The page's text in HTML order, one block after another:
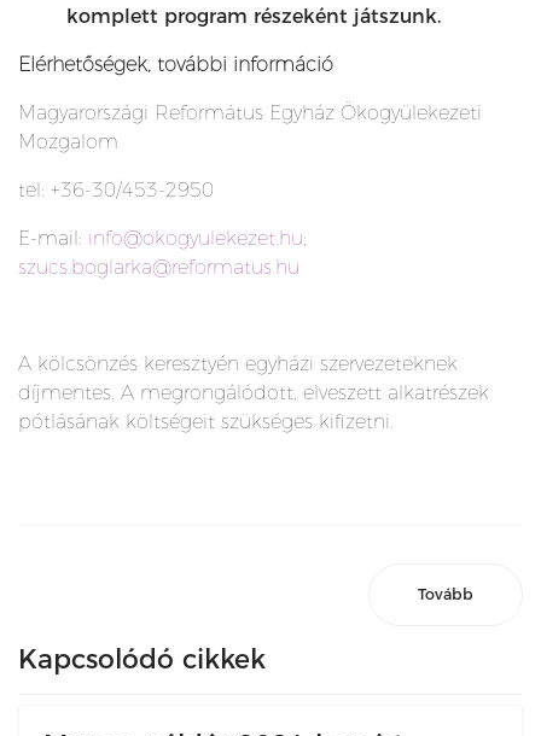
komplett program részeként játszunk.
Elérhetőségek, további információ
Magyarországi Református Egyház Ökogyülekezeti
Mozgalom
tel: +36-30/453-2950
E-mail: info@okogyulekezet.hu;
szucs.boglarka@reformatus.hu
A kölcsönzés keresztyén egyházi szervezeteknek
díjmentes. A megrongálódott, elveszett alkatrészek
pótlásának költségeit szükséges kifizetni.
Tovább
Kapcsolódó cikkek